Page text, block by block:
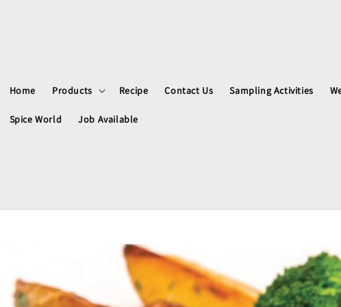
Home Products Recipe Contact Us Sampling Activities
Spice World Job Available